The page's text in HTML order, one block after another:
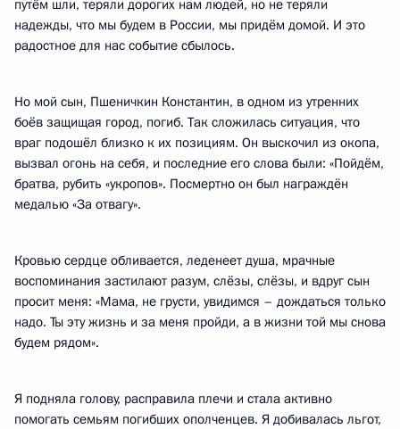
путём шли, теряли дорогих нам людей, но не теряли
надежды, что мы будем в России, мы придём домой. И это
радостное для нас событие сбылось.
Но мой сын, Пшеничкин Константин, в одном из утренних
боёв защищая город, погиб. Так сложилась ситуация, что
враг подошёл близко к их позициям. Он выскочил из окопа,
вызвал огонь на себя, и последние его слова были: «Пойдём,
братва, рубить «укропов». Посмертно он был награждён
медалью «За отвагу».
Кровью сердце обливается, леденеет душа, мрачные
воспоминания застилают разум, слёзы, слёзы, и вдруг сын
просит меня: «Мама, не грусти, увидимся – дождаться только
надо. Ты эту жизнь и за меня пройди, а в жизни той мы снова
будем рядом».
Я подняла голову, расправила плечи и стала активно
помогать семьям погибших ополченцев. Я добивалась льгот,